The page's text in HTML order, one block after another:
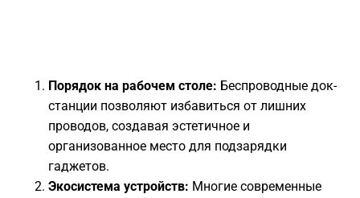
Порядок на рабочем столе: Беспроводные док-
станции позволяют избавиться от лишних
проводов, создавая эстетичное и
организованное место для подзарядки
гаджетов.
Экосистема устройств: Многие современные